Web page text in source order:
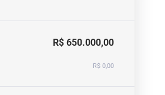
R$ 650.000,00
R$ 0,00